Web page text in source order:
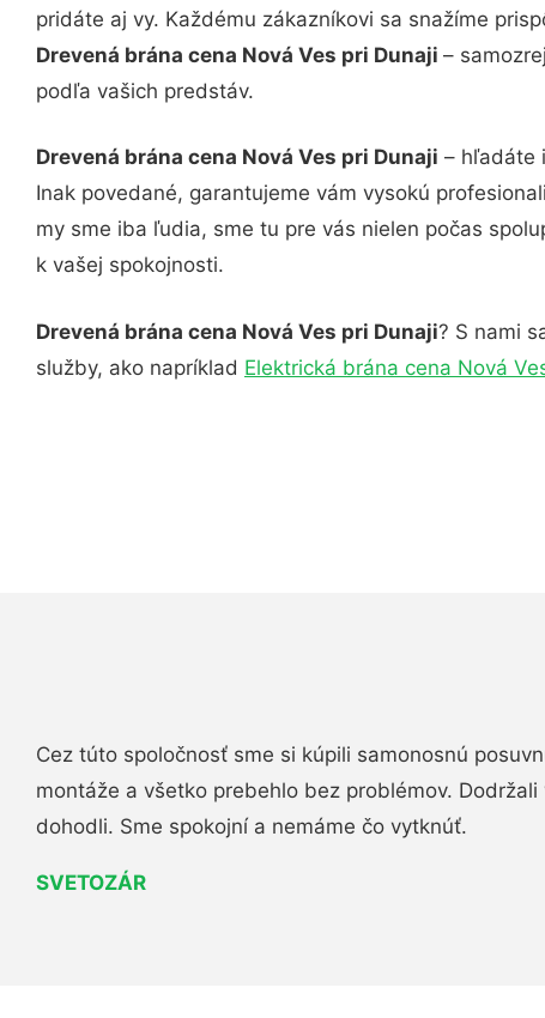
pridáte aj vy. Každému zákazníkovi sa snažíme
Drevená brána cena Nová Ves pri Dunaji –
podľa vašich predstáv.
Drevená brána cena Nová Ves pri Dunaji – hľadáte
Inak povedané, garantujeme vám vysokú
my sme iba ľudia, sme tu pre vás nielen počas
k vašej spokojnosti.
Drevená brána cena Nová Ves pri Dunaji? S nami
služby, ako napríklad Elektrická brána cena Nová
Cez túto spoločnosť sme si kúpili samonosnú
montáže a všetko prebehlo bez problémov.
dohodli. Sme spokojní a nemáme čo vytknúť.
SVETOZÁR